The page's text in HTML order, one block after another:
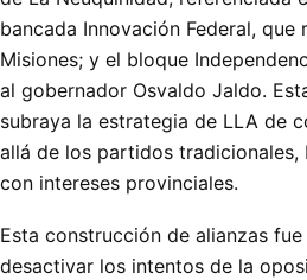
bancada Innovación Federal, que
Misiones; y el bloque
al gobernador Osvaldo Jaldo.
subraya la estrategia de LLA de
allá de los partidos tradicionales,
con intereses provinciales.
Esta construcción de alianzas
desactivar los intentos de la